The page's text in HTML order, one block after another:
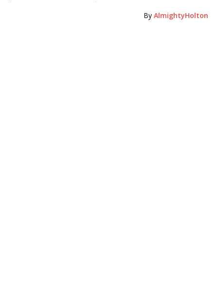
By AlmightyHolton